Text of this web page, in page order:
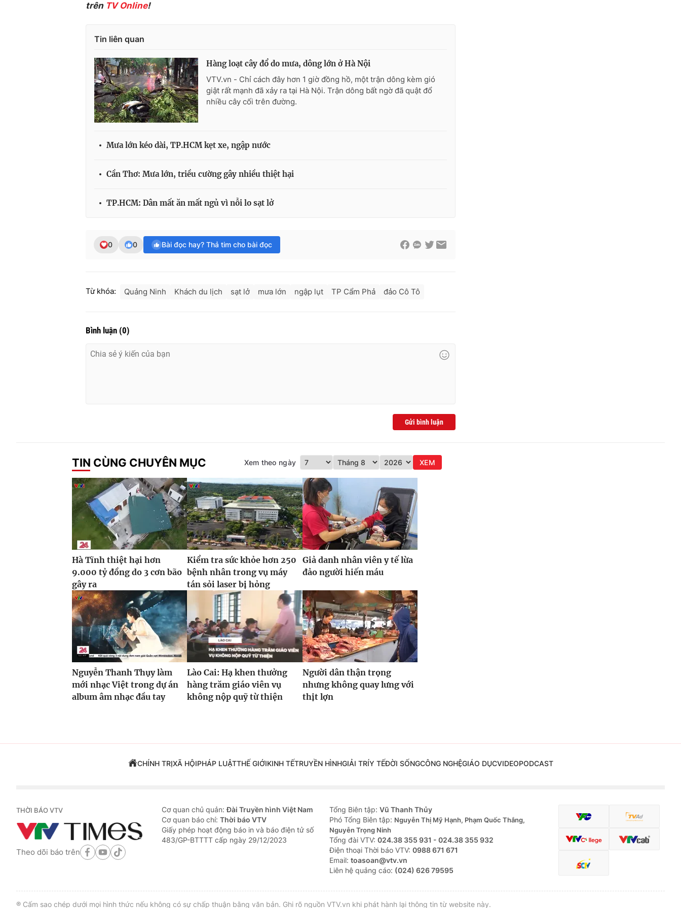
trên TV Online!
Tin liên quan
Hàng loạt cây đổ do mưa, dông lớn ở Hà Nội
VTV.vn - Chỉ cách đây hơn 1 giờ đồng hồ, một trận dông kèm gió
giật rất mạnh đã xảy ra tại Hà Nội. Trận dông bất ngờ đã quật đổ
nhiều cây cối trên đường.
Mưa lớn kéo dài, TP.HCM kẹt xe, ngập nước
Cần Thơ: Mưa lớn, triều cường gây nhiều thiệt hại
TP.HCM: Dân mất ăn mất ngủ vì nỗi lo sạt lở
0 0 Bài đọc hay? Thả tim cho bài đọc
Từ khóa: Quảng Ninh Khách du lịch sạt lở mưa lớn ngập lụt TP Cẩm Phả đảo Cô Tô
Bình luận (0)
Gửi bình luận
TIN CÙNG CHUYÊN MỤC Xem theo ngày XEM
Hà Tĩnh thiệt hại hơn
9.000 tỷ đồng do 3 cơn bão
gây ra
Kiểm tra sức khỏe hơn 250
bệnh nhân trong vụ máy
tán sỏi laser bị hỏng
Giả danh nhân viên y tế lừa
đảo người hiến máu
Nguyễn Thanh Thụy làm
mới nhạc Việt trong dự án
album âm nhạc đầu tay
Lào Cai: Hạ khen thưởng
hàng trăm giáo viên vụ
không nộp quỹ từ thiện
Người dân thận trọng
nhưng không quay lưng với
thịt lợn
CHÍNH TRỊXÃ HỘIPHÁP LUẬTTHẾ GIỚIKINH TẾTRUYỀN HÌNHGIẢI TRÍY TẾĐỜI SỐNGCÔNG NGHỆGIÁO DỤCVIDEOPODCAST
THỜI BÁO VTV
Theo dõi báo trên
Cơ quan chủ quản:Đài Truyền hình Việt Nam
Cơ quan báo chí: Thời báo VTV
Giấy phép hoạt động báo in và báo điện tử số
483/GP-BTTTT cấp ngày 29/12/2023
Tổng Biên tập: Vũ Thanh Thủy
Phó Tổng Biên tập: Nguyễn Thị Mỹ Hạnh, Phạm Quốc Thắng,
Nguyễn Trọng Ninh
Tổng đài VTV: 024.38 355 931 - 024.38 355 932
Ðiện thoại Thời báo VTV: 0988 671 671
Email: toasoan@vtv.vn
Liên hệ quảng cáo: (024) 626 79595
® Cấm sao chép dưới mọi hình thức nếu không có sự chấp thuận bằng văn bản. Ghi rõ nguồn VTV.vn khi phát hành lại thông tin từ website này.